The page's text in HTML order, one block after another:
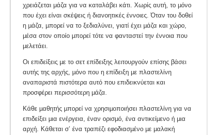
χρειάζεται μάζα για να καταλάβει κάτι. Χωρίς αυτή, το µόνο
που έχει είναι σκέψεις ή διανοητικές έννοιες. Όταν του δοθεί
η µάζα, µπορεί να το ξεδιαλύνει, γιατί έχει µάζα και χώρο,
µέσα στον οποίο µπορεί τότε να φανταστεί την έννοια που
µελετάει.
Οι επιδείξεις µε το σετ επίδειξης λειτουργούν επίσης βάσει
αυτής της αρχής, µόνο που η επίδειξη µε πλαστελίνη
αναπαριστά πιστότερα αυτό που επιδεικνύεται και
προσφέρει περισσότερη µάζα.
Κάθε µαθητής µπορεί να χρησιµοποιήσει πλαστελίνη για να
επιδείξει µια ενέργεια, έναν ορισµό, ένα αντικείµενο ή µια
αρχή. Κάθεται σ’ ένα τραπέζι εφοδιασµένο µε µαλακή